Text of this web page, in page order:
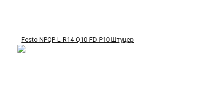
Festo NPQP-L-R14-Q10-FD-P10 Штуцер